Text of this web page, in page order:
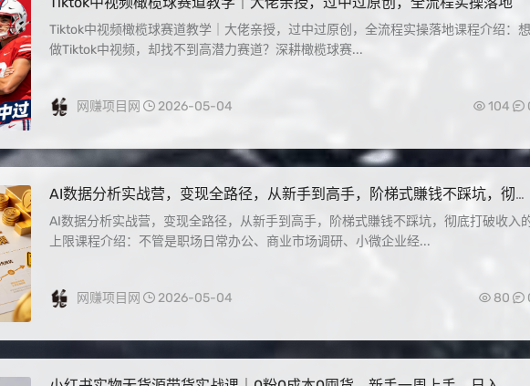
Tiktok中视频橄榄球赛道教学｜大佬亲授，过中过原创，全流程实操落地课程介绍：想
做Tiktok中视频，却找不到高潜力赛道？深耕橄榄球赛...
网赚项目网 2026-05-04 104
AI数据分析实战营，变现全路径，从新手到高手，阶梯式賺钱不踩坑，彻底
打破收入的上限
AI数据分析实战营，变现全路径，从新手到高手，阶梯式賺钱不踩坑，彻底打破收入
上限课程介绍：不管是职场日常办公、商业市场调研、小微企业经...
网赚项目网 2026-05-04 80